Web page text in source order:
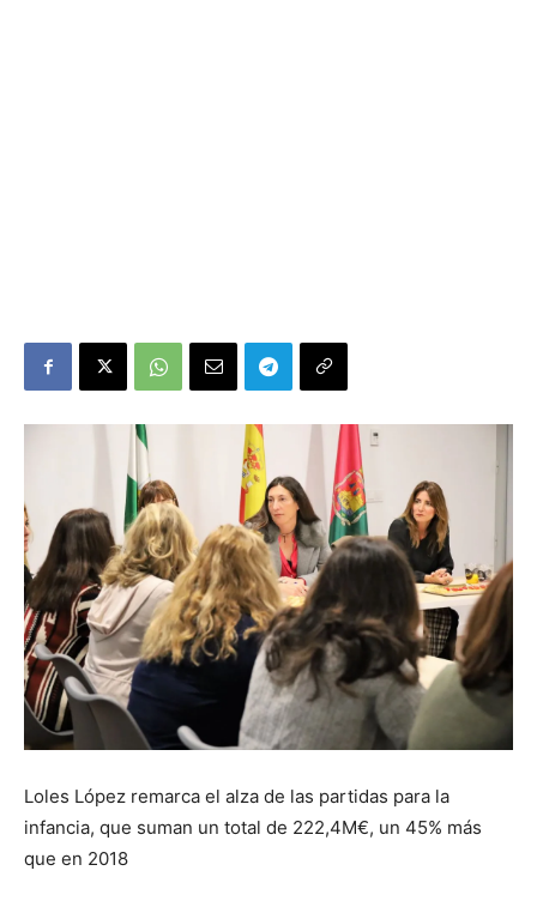
Loles López remarca el alza de las partidas para la
infancia, que suman un total de 222,4M€, un 45% más
que en 2018